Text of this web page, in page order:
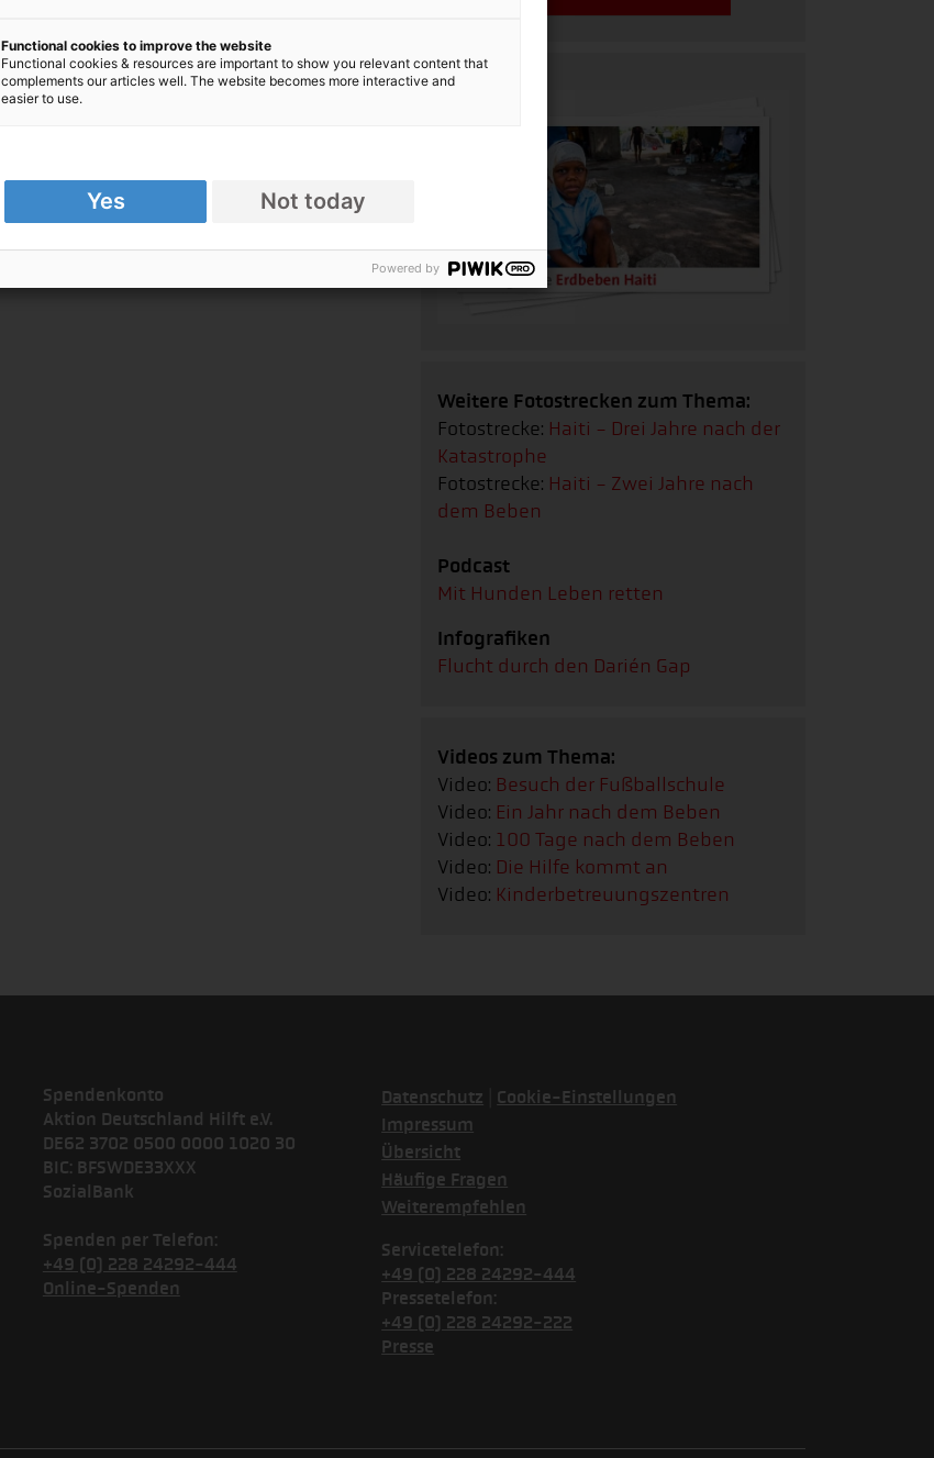
Weitere Fotostrecken zum Thema:
Fotostrecke: Haiti - Drei Jahre nach der
Katastrophe
Fotostrecke: Haiti - Zwei Jahre nach
dem Beben
Podcast
Mit Hunden Leben retten
Infografiken
Flucht durch den Darién Gap
Videos zum Thema:
Video: Besuch der Fußballschule
Video: Ein Jahr nach dem Beben
Video: 100 Tage nach dem Beben
Video: Die Hilfe kommt an
Video: Kinderbetreuungszentren
Spendenkonto
Aktion Deutschland Hilft e.V.
DE62 3702 0500 0000 1020 30
BIC: BFSWDE33XXX
SozialBank
Spenden per Telefon:
+49 (0) 228 24292-444
Online-Spenden
Datenschutz
Cookie-Einstellungen
Impressum
Übersicht
Häufige Fragen
Weiterempfehlen
Servicetelefon:
+49 (0) 228 24292-444
Pressetelefon:
+49 (0) 228 24292-222
Presse
Functional cookies to improve the website
Functional cookies & resources are important to show you relevant content that
complements our articles well. The website becomes more interactive and
easier to use.
Yes Not today
Powered by